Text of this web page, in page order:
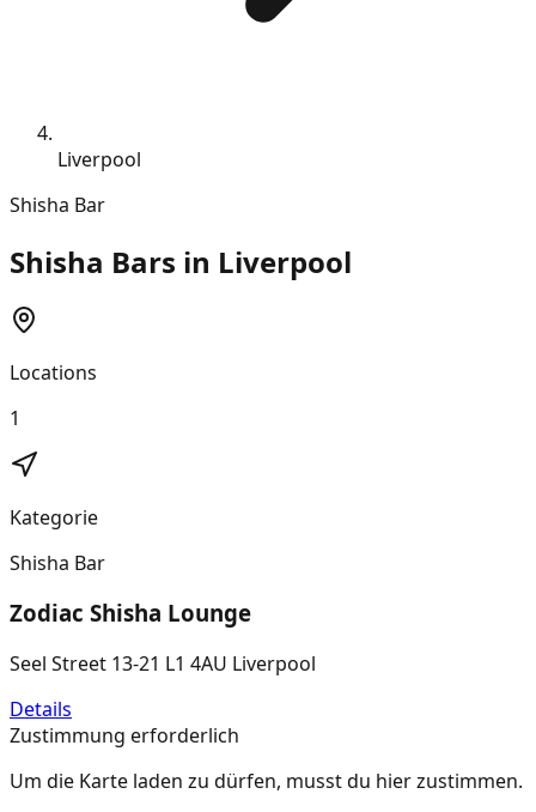
Liverpool
Shisha Bar
Shisha Bars in Liverpool
Locations
1
Kategorie
Shisha Bar
Zodiac Shisha Lounge
Seel Street 13-21 L1 4AU Liverpool
Details
Zustimmung erforderlich
Um die Karte laden zu dürfen, musst du hier zustimmen.